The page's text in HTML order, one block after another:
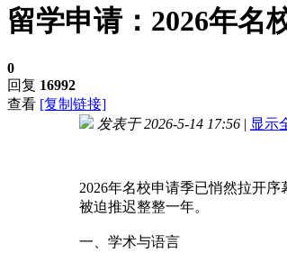
留学申请：2026年名
0
回复 16992
查看 [复制链接]
发表于 2026-5-14 17:56 | 显示
2026年名校申请季已悄然拉开
被迫推迟整整一年。
一、学术与语言